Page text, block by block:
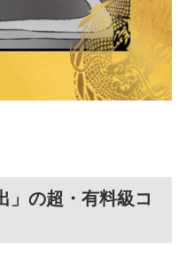
」の超・有料級コ